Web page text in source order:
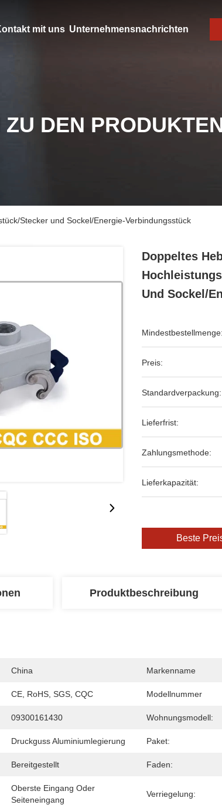
mit uns Unternehmensnachrichten
DEN
Stecker und Sockel/Energie-Verbindungsstück
Doppeltes
Und Sockel/
Mindestbestellmenge:
Preis:
Standardverpackung:
Lieferfrist:
Zahlungsmethode:
Lieferkapazität:
Beste
Produktbeschreibung
China Markenname
CE, RoHS, SGS, CQC Modellnummer
09300161430 Wohnungsmodell:
Druckguss Aluminiumlegierung Paket:
Bereitgestellt Faden:
Oberste Eingang Oder
Seiteneingang
Verriegelung: